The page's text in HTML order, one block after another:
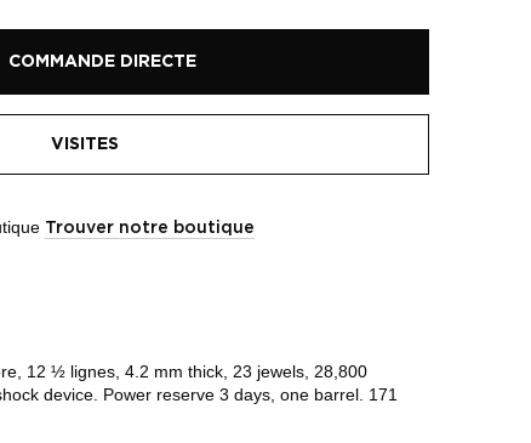
COMMANDE DIRECTE
VISITES
Trouver notre boutique
12 ½ lignes, 4.2 mm thick, 23 jewels, 28,800
device. Power reserve 3 days, one barrel. 171